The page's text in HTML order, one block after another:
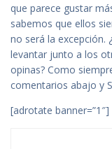
que parece gustar
sabemos que ellos
no será la excepción.
levantar junto a los
opinas? Como
comentarios abajo y
[adrotate banner=”1″]